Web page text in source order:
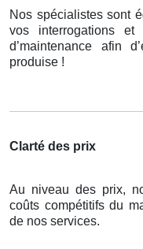
Nos spécialistes sont
vos interrogations et
d’maintenance afin
produise !
Clarté des prix
Au niveau des prix,
coûts compétitifs du
de nos services.